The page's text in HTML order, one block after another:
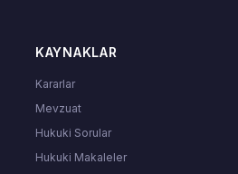
KAYNAKLAR
Kararlar
Mevzuat
Hukuki Sorular
Hukuki Makaleler